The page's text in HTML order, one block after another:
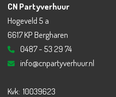
CN Partyverhuur
Hogeveld 5 a
6617 KP Bergharen
0487 - 53 29 74
info@cnpartyverhuur.nl
Kvk: 10039623